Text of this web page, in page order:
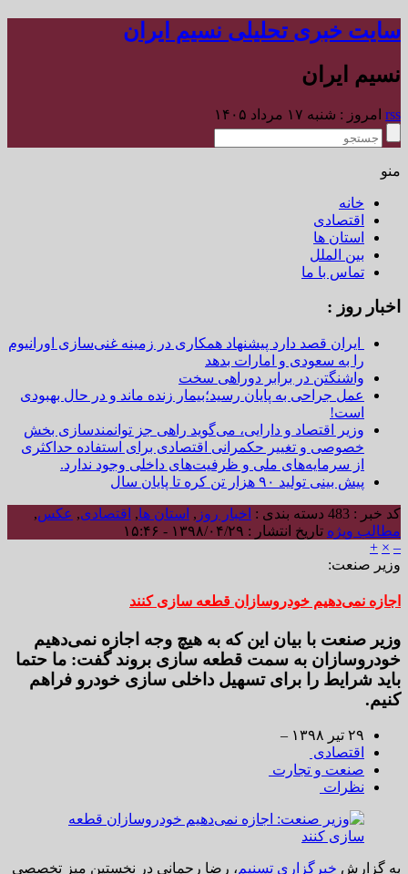
سایت خبری تحلیلی نسیم ایران
نسیم ایران
rss امروز : شنبه ۱۷ مرداد ۱۴۰۵
منو
خانه
اقتصادی
استان ها
بین الملل
تماس با ما
اخبار روز :
ایران قصد دارد پیشنهاد همکاری در زمینه غنی‌سازی اورانیوم
را به سعودی و امارات بدهد
واشنگتن در برابر دوراهی سخت
عمل جراحی به پایان رسید؛بیمار زنده ماند و در حال بهبودی
است!
وزیر اقتصاد و دارایی، می‌گوید راهی جز توانمندسازی بخش
خصوصی و تغییر حکمرانی اقتصادی برای استفاده حداکثری
از سرمایه‌های ملی و ظرفیت‌های داخلی وجود ندارد.
پیش بینی تولید ۹۰ هزار تن کره تا پایان سال
کد خبر : 483 دسته بندی : اخبار روز , استان ها, اقتصادی, عکس,
مطالب ویژه تاریخ انتشار : ۱۳۹۸/۰۴/۲۹ - ۱۵:۴۶
–
×
+
وزیر صنعت:
اجازه نمی‌دهیم خودروسازان قطعه سازی کنند
وزیر صنعت با بیان این که به هیچ وجه اجازه نمی‌دهیم
خودروسازان به سمت قطعه سازی بروند گفت: ما حتما
باید شرایط را برای تسهیل داخلی سازی خودرو فراهم
کنیم.
۲۹ تير ۱۳۹۸ –
اقتصادی
صنعت و تجارت
نظرات
به گزارش خبرگزاری تسنیم،​ رضا رحمانی در نخستین میز تخصصی